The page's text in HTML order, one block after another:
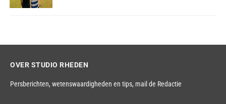
OVER STUDIO RHEDEN
Persberichten, wetenswaardigheden en tips, mail de Redactie